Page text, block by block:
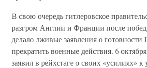
В свою очередь гитлеровское
разгром Англии и Франции после
делало лживые заявления о готовности
прекратить военные действия. 6
заявил в рейхстаге о своих «усилиях»